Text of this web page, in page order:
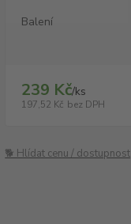
Balení
239 Kč/ks
197,52 Kč bez DPH
🐕 Hlídat cenu / dostupnost